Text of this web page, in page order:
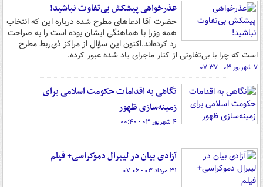
عذرخواهی پیشکش بی‌تفاوت نباشید!
حضرت آقا ادعاهای مطرح شده درباره این که انتخاب
همه وزرا با هماهنگی ایشان بوده است را به صراحت
رد کرده‌اند.اکنون این سؤال از مراکز ذی‌ربط مطرح
است که چرا با بی‌تفاوتی از کنار ماجرای یاد شده عبور کرده.
۷ شهریور ۰۳ - ۰۷:۳۷
نگاهی به اقدامات حکومت اسلامی برای
زمینه‌سازی ظهور
۴ شهریور ۰۳ - ۰۰:۴۰
آزادی بیان در لیبرال دموکراسی+ فیلم
۳۱ مرداد ۰۳ - ۰۷:۰۶